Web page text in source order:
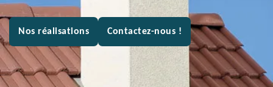
Nos réalisations Contactez-nous !